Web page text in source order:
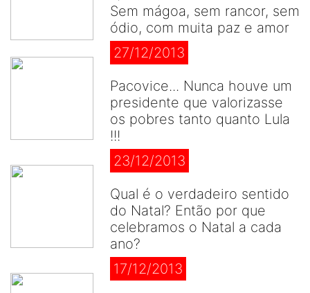
Sem mágoa, sem rancor, sem
ódio, com muita paz e amor
27/12/2013
Pacovice... Nunca houve um
presidente que valorizasse
os pobres tanto quanto Lula
!!!
23/12/2013
Qual é o verdadeiro sentido
do Natal? Então por que
celebramos o Natal a cada
ano?
17/12/2013